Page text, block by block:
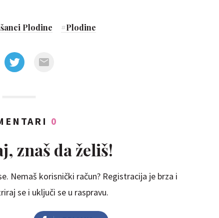
Plodine #Plodine
0
znaš da želiš!
Nemaš korisnički račun? Registracija je brza i
se i uključi se u raspravu.